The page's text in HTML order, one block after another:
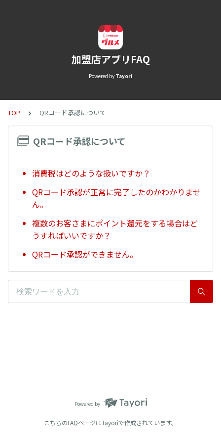
加盟店アプリFAQ
Powered by Tayori
TOP QRコード承認について
QRコード承認について
消費税はどのような扱いですか？
QRコード承認が正常に完了したのかわかりませ
ん。
複数のお客さまにポイント還元をする場合はど
うすればいいですか？
QRコード承認ができません。
Powered by
こちらのFAQページはTayoriで作成されています。